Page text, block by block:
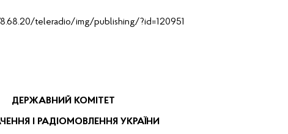
ДЕРЖАВНИЙ КОМІТЕТ
І РАДІОМОВЛЕННЯ УКРАЇНИ